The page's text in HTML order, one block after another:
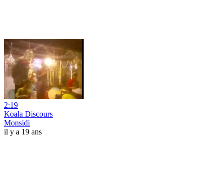
2:19
Koala Discours
Monsidi
il y a 19 ans